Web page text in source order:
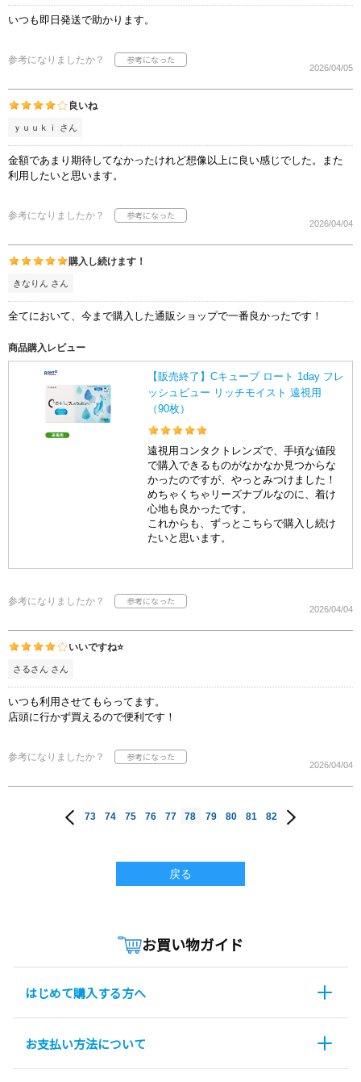
いつも即日発送で助かります。
参考になりましたか？
2026/04/05
良いね
ｙｕｕｋｉ さん
金額であまり期待してなかったけれど想像以上に良い感じでした。また
利用したいと思います。
参考になりましたか？
2026/04/04
購入し続けます！
きなりん さん
全てにおいて、今まで購入した通販ショップで一番良かったです！
商品購入レビュー
【販売終了】Cキューブ ロート 1day フレ
ッシュビュー リッチモイスト 遠視用
（90枚）
遠視用コンタクトレンズで、手頃な値段
で購入できるものがなかなか見つからな
かったのですが、やっとみつけました！
めちゃくちゃリーズナブルなのに、着け
心地も良かったです。
これからも、ずっとこちらで購入し続け
たいと思います。
参考になりましたか？
2026/04/04
いいですね⭐️
さるさん さん
いつも利用させてもらってます。
店頭に行かず買えるので便利です！
参考になりましたか？
2026/04/04
73 74 75 76 77 78 79 80 81 82
戻る
お買い物ガイド
はじめて購入する方へ
お支払い方法について